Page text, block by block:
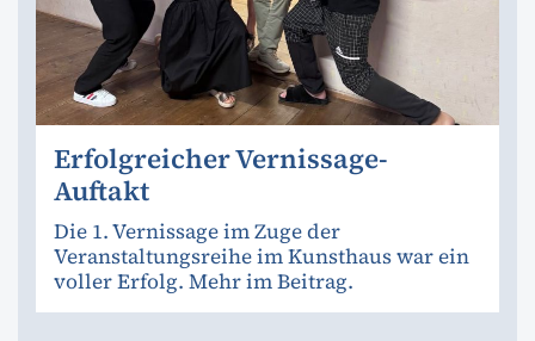
Erfolgreicher Vernissage-
Auftakt
Die 1. Vernissage im Zuge der
Veranstaltungsreihe im Kunsthaus war ein
voller Erfolg. Mehr im Beitrag.